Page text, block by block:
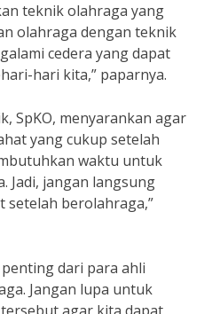
teknik olahraga yang
olahraga dengan teknik
cedera yang dapat
hari kita,” paparnya.
SpKO, menyarankan agar
yang cukup setelah
waktu untuk
Jadi, jangan langsung
setelah berolahraga,”
dari para ahli
Jangan lupa untuk